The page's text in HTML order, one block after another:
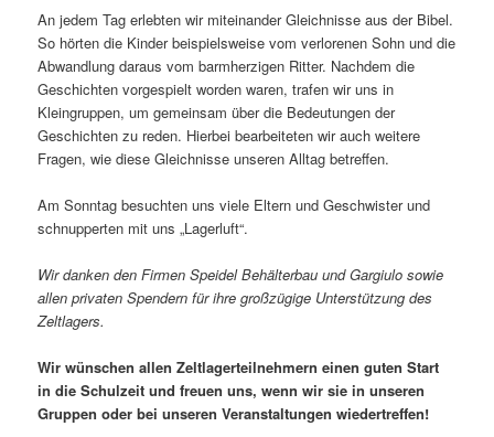
An jedem Tag erlebten wir miteinander Gleichnisse aus der Bibel.
So hörten die Kinder beispielsweise vom verlorenen Sohn und die
Abwandlung daraus vom barmherzigen Ritter. Nachdem die
Geschichten vorgespielt worden waren, trafen wir uns in
Kleingruppen, um gemeinsam über die Bedeutungen der
Geschichten zu reden. Hierbei bearbeiteten wir auch weitere
Fragen, wie diese Gleichnisse unseren Alltag betreffen.
Am Sonntag besuchten uns viele Eltern und Geschwister und
schnupperten mit uns „Lagerluft“.
Wir danken den Firmen Speidel Behälterbau und Gargiulo sowie
allen privaten Spendern für ihre großzügige Unterstützung des
Zeltlagers.
Wir wünschen allen Zeltlagerteilnehmern einen guten Start
in die Schulzeit und freuen uns, wenn wir sie in unseren
Gruppen oder bei unseren Veranstaltungen wiedertreffen!